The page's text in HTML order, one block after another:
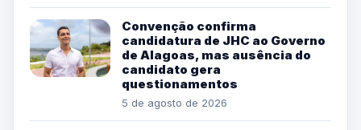
Convenção confirma
candidatura de JHC ao Governo
de Alagoas, mas ausência do
candidato gera
questionamentos
5 de agosto de 2026